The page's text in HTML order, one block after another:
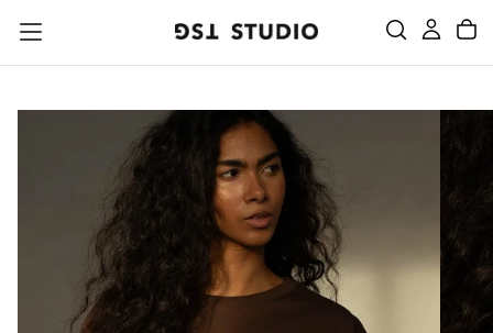
PRZEJDŹ
DO
TREŚCI